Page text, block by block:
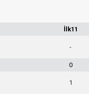
İlk11
-
0
1